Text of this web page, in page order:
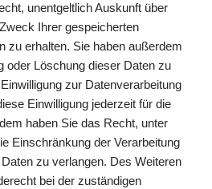
unentgeltlich Auskunft über
Ihrer gespeicherten
zu erhalten. Sie haben außerdem
oder Löschung dieser Daten zu
zur Datenverarbeitung
Einwilligung jederzeit für die
haben Sie das Recht, unter
Einschränkung der Verarbeitung
zu verlangen. Des Weiteren
bei der zuständigen